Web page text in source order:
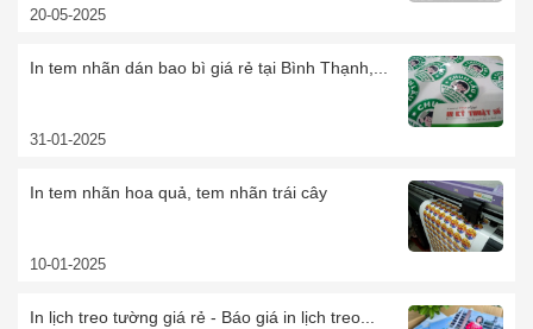
20-05-2025
In tem nhãn dán bao bì giá rẻ tại Bình Thạnh,...
31-01-2025
In tem nhãn hoa quả, tem nhãn trái cây
10-01-2025
In lịch treo tường giá rẻ - Báo giá in lịch treo...